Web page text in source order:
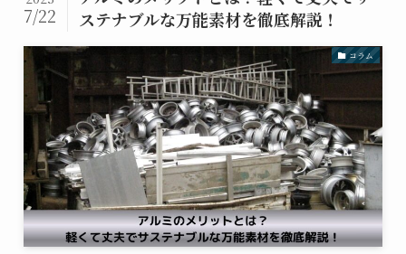
ステナブルな万能素材を徹底解説！
7/22
コラム